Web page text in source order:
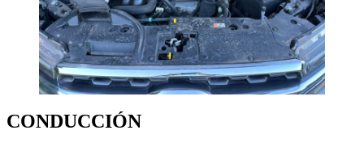
CONDUCCIÓN